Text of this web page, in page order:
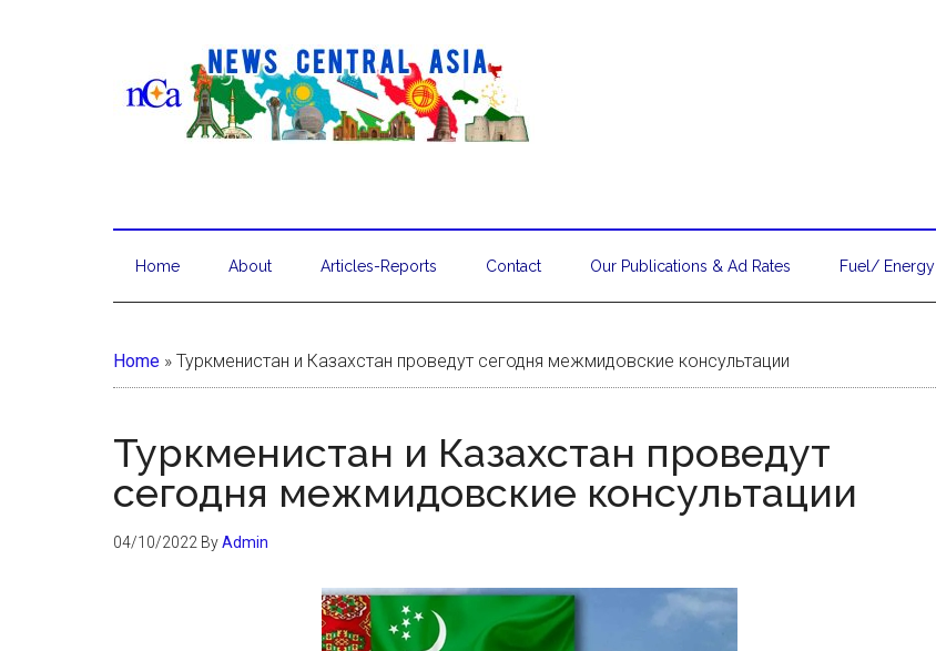
Home About Articles-Reports Contact Our Publications & Ad Rates Fuel/ Energy
Home » Туркменистан и Казахстан проведут сегодня межмидовские консультации
Туркменистан и Казахстан проведут
сегодня межмидовские консультации
04/10/2022 ByAdmin